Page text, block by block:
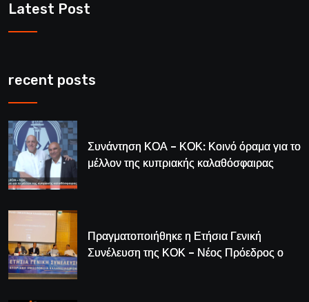
Latest Post
recent posts
Συνάντηση ΚΟΑ – ΚΟΚ: Κοινό όραμα για το
μέλλον της κυπριακής καλαθόσφαιρας
Πραγματοποιήθηκε η Ετήσια Γενική
Συνέλευση της ΚΟΚ – Νέος Πρόεδρος ο